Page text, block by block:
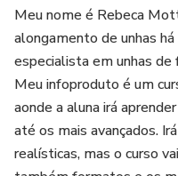
Meu nome é Rebeca
alongamento de unhas
especialista em unhas
Meu infoproduto é um
aonde a aluna irá
até os mais avançados.
realísticas, mas o curso